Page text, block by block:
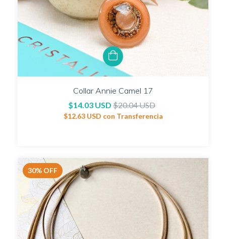
Collar Annie Camel 17
$14.03 USD $20.04 USD
$12.63 USD con Transferencia
30% OFF